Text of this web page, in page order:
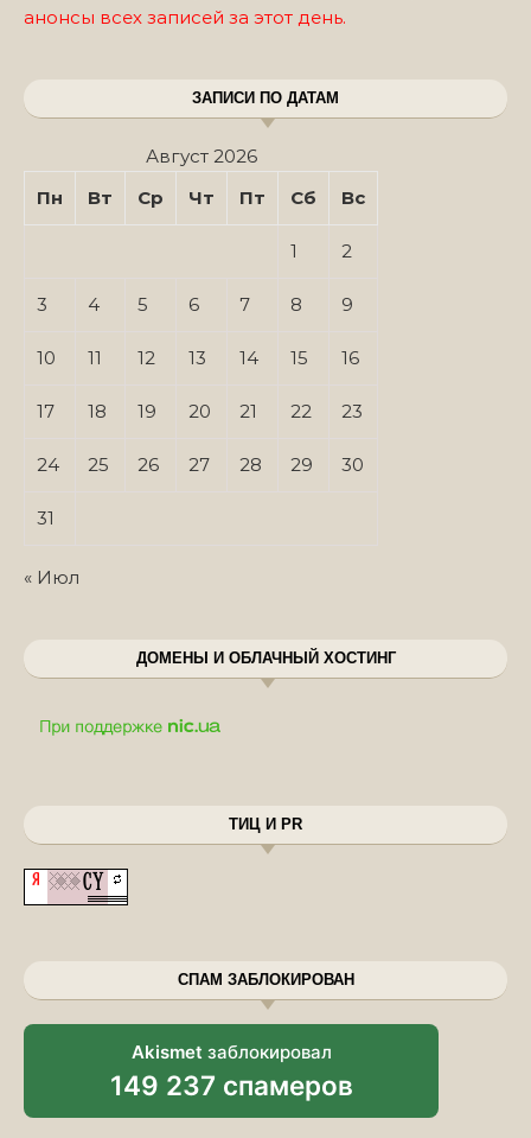
анонсы всех записей за этот день.
ЗАПИСИ ПО ДАТАМ
Август 2026
Пн
Вт Ср Чт Пт Сб Вс
1 2
3 4 5 6 7 8 9
10 11 12 13 14 15 16
17 18 19 20 21 22 23
24 25 26 27 28 29 30
31
« Июл
ДОМЕНЫ И ОБЛАЧНЫЙ ХОСТИНГ
ТИЦ И PR
СПАМ ЗАБЛОКИРОВАН
Akismet заблокировал
149 237 спамеров